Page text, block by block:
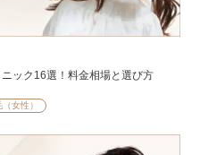
ック16選！料金相場と選び方
女性）